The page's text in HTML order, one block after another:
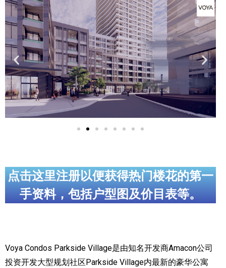
加拿大房地产网站
大多伦多教育网站
大多伦多医疗机构
加拿大银行贷款机构
大多伦多交通网络
常用查询工具
走近加拿大
为什么移民加拿大
定居安大略省
点击这里注册以便获得热门楼花的第一
手资料，包括户型图及价目表等。
Voya Condos Parkside Village是由知名开发商Amacon公司
投资开发大型规划社区Parkside Village内最新的豪华公寓